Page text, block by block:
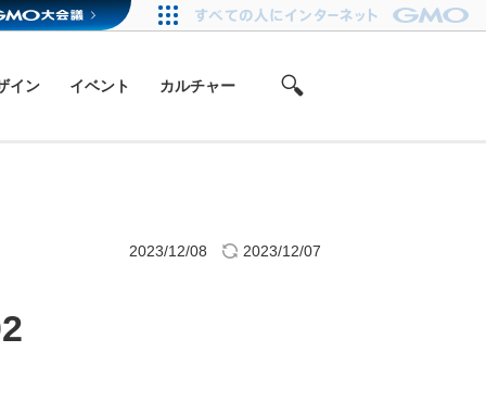
イン イベント カルチャー
2023/12/08 2023/12/07